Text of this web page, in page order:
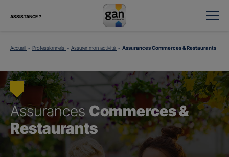
ASSISTANCE ?
Accueil Professionnels Assurer mon activité Assurances Commerces & Restaurants
Assurances Commerces &
Restaurants